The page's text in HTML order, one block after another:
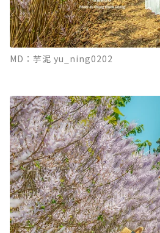
MD：芋泥 yu_ning0202